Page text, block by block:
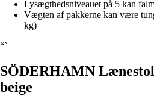
Lysægthedsniveauet på 5 kan
Vægten af pakkerne kan være
kg)
“`
SÖDERHAMN
beige